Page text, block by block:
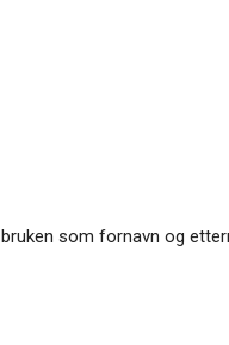
som fornavn og